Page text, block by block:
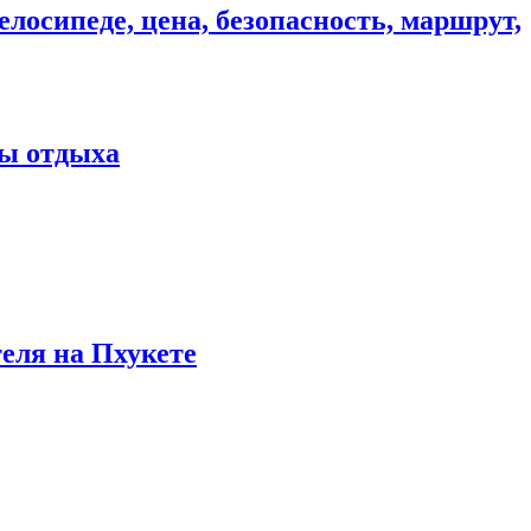
цена, безопасность, маршрут,
отдыха
на Пхукете